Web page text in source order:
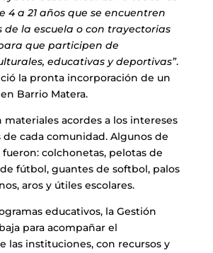
4 a 21 años que se encuentren
de la escuela o con trayectorias
que participen de
educativas y deportivas”.
la pronta incorporación de un
Barrio Matera.
acordes a los intereses
de cada comunidad. Algunos de
colchonetas, pelotas de
fútbol, guantes de softbol, palos
aros y útiles escolares.
educativos, la Gestión
para acompañar el
las instituciones, con recursos y